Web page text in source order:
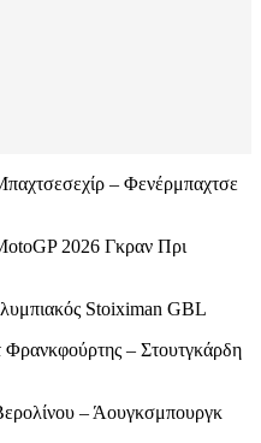
– Φενέρμπαχτσε
2026 Γκραν Πρι
Stoiximan GBL
– Στουτγκάρδη
– Άουγκσμπουργκ